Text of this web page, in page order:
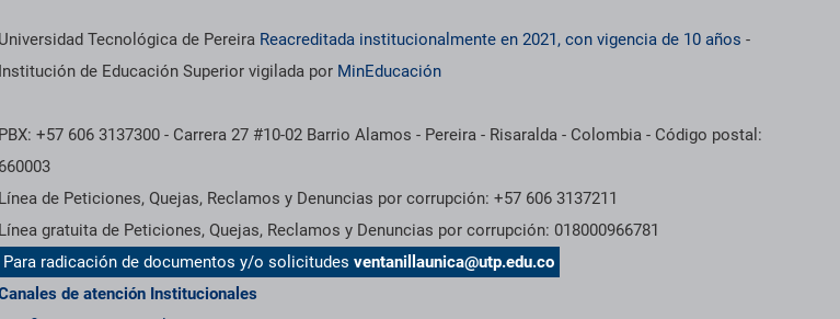
Universidad Tecnológica de Pereira Reacreditada institucionalmente en 2021, con vigencia de 10 años -
Institución de Educación Superior vigilada por MinEducación
PBX: +57 606 3137300 - Carrera 27 #10-02 Barrio Alamos - Pereira - Risaralda - Colombia - Código postal:
660003
Línea de Peticiones, Quejas, Reclamos y Denuncias por corrupción: +57 606 3137211
Línea gratuita de Peticiones, Quejas, Reclamos y Denuncias por corrupción: 018000966781
Para radicación de documentos y/o solicitudesventanillaunica@utp.edu.co
de atención Institucionales